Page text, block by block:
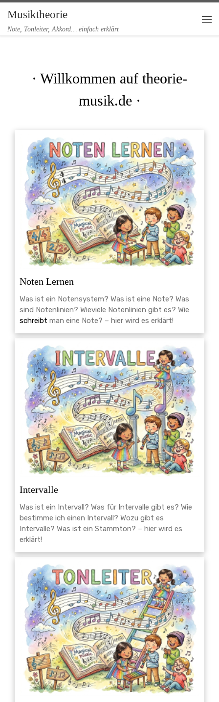
Zum Inhalt springen
Musiktheorie
Note, Tonleiter, Akkord… einfach erklärt
· Willkommen auf theorie-
musik.de ·
Noten Lernen
Was ist ein Notensystem? Was ist eine Note? Was
sind Notenlinien? Wieviele Notenlinien gibt es? Wie
schreibt man eine Note? – hier wird es erklärt!
Intervalle
Was ist ein Intervall? Was für Intervalle gibt es? Wie
bestimme ich einen Intervall? Wozu gibt es
Intervalle? Was ist ein Stammton? – hier wird es
erklärt!